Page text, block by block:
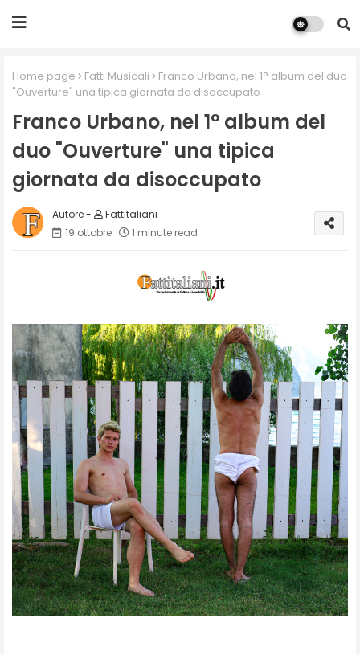
Home page Fatti Musicali
Franco Urbano, nel 1° album del duo
"Ouverture" una tipica giornata da disoccupato
Franco Urbano, nel 1° album del
duo "Ouverture" una tipica
giornata da disoccupato
Fattitaliani
19 ottobre
1 minute read